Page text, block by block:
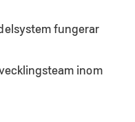
fungerar
inom